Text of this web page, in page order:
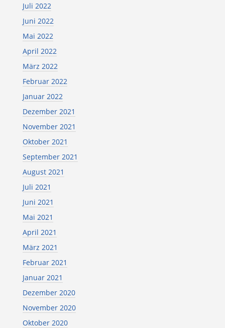
Juli 2022
Juni 2022
Mai 2022
April 2022
März 2022
Februar 2022
Januar 2022
Dezember 2021
November 2021
Oktober 2021
September 2021
August 2021
Juli 2021
Juni 2021
Mai 2021
April 2021
März 2021
Februar 2021
Januar 2021
Dezember 2020
November 2020
Oktober 2020